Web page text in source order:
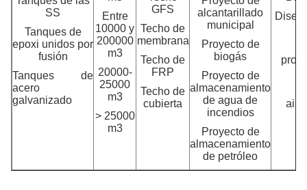
SS
Tanques de
epoxi unidos por
fusión
Tanques de
acero
galvanizado
Entre
10000 y
200000
m3
20000-
25000
m3
> 25000
m3
GFS
Techo de
membrana
Techo de
FRP
Techo de
cubierta
alcantarillado
municipal
Proyecto de
biogás
Proyecto de
almacenamiento
de agua de
incendios
Proyecto de
almacenamiento
de petróleo